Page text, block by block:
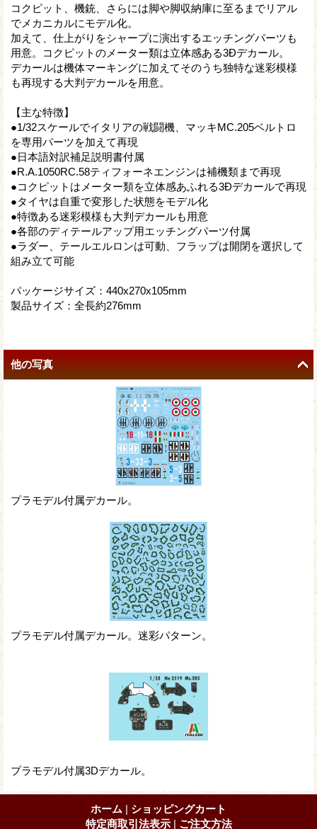
コクピット、機銃、さらには脚や脚収納庫に至るまでリアル
でメカニカルにモデル化。
加えて、仕上がりをシャープに演出するエッチングパーツも
用意。コクピットのメーター類は立体感ある3Ðデカール。
デカールは機体マーキングに加えてそのうち独特な迷彩模様
も再現する大判デカールを用意。
【主な特徴】
●1/32スケールでイタリアの戦闘機、マッキMC.205ベルトロ
を専用パーツを加えて再現
●日本語対訳補足説明書付属
●R.A.1050RC.58ティフォーネエンジンは補機類まで再現
●コクピットはメーター類を立体感あふれる3Ðデカールで再現
●タイヤは自重で変形した状態をモデル化
●特徴ある迷彩模様も大判デカールも用意
●各部のディテールアップ用エッチングパーツ付属
●ラダー、テールエルロンは可動、フラップは開閉を選択して
組み立て可能
パッケージサイズ：440x270x105mm
製品サイズ：全長約276mm
他の写真
プラモデル付属デカール。
プラモデル付属デカール。迷彩パターン。
プラモデル付属3Dデカール。
ホーム | ショッピングカート
特定商取引法表示 | ご注文方法